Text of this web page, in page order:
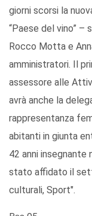
giorni scorsi la
“Paese del vino” –
Rocco Motta e
amministratori. Il
assessore alle
avrà anche la
rappresentanza
abitanti in giunta
42 anni insegnante
stato affidato il
culturali, Sport".